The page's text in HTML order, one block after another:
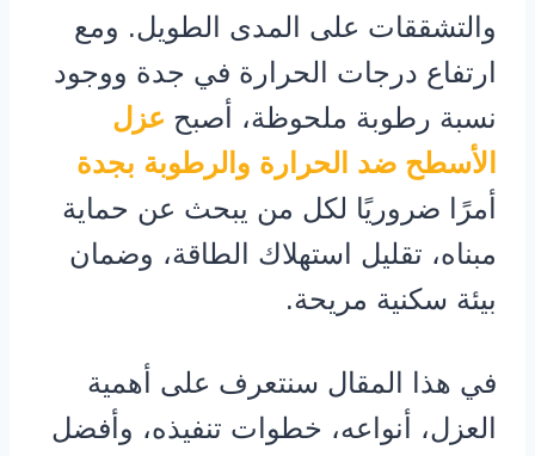
والتشققات على المدى الطويل. ومع
ارتفاع درجات الحرارة في جدة ووجود
نسبة رطوبة ملحوظة، أصبح عزل
الأسطح ضد الحرارة والرطوبة بجدة
أمرًا ضروريًا لكل من يبحث عن حماية
مبناه، تقليل استهلاك الطاقة، وضمان
بيئة سكنية مريحة.
في هذا المقال سنتعرف على أهمية
العزل، أنواعه، خطوات تنفيذه، وأفضل